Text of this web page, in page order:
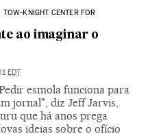
KNIGHT CENTER FOR
ao imaginar o
EDT
esmola funciona para
jornal", diz Jeff Jarvis,
que há anos prega
ideias sobre o ofício